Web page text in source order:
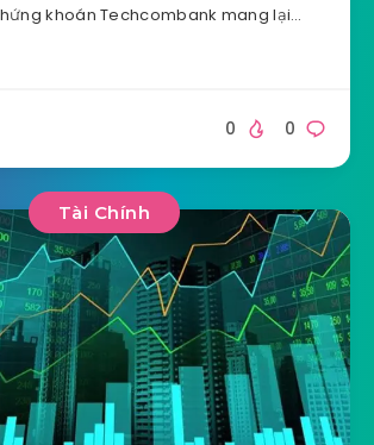
khoán Techcombank mang lại…
0
0
Tài Chính